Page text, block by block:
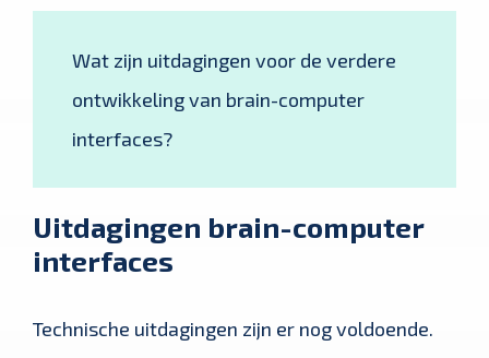
Wat zijn uitdagingen voor de verdere
ontwikkeling van brain-computer
interfaces?
Uitdagingen brain-computer
interfaces
Technische uitdagingen zijn er nog voldoende.